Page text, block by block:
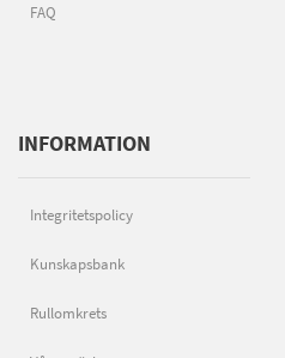
FAQ
INFORMATION
Integritetspolicy
Kunskapsbank
Rullomkrets